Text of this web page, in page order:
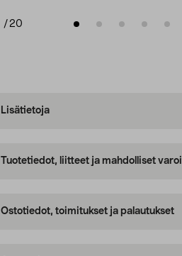
/ 20
Lisätietoja
Tuotetiedot, liitteet ja mahdolliset
Ostotiedot, toimitukset ja palautukset